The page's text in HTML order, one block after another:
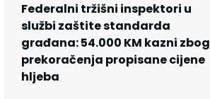
Federalni tržišni inspektori u
službi zaštite standarda
građana: 54.000 KM kazni zbog
prekoračenja propisane cijene
hljeba